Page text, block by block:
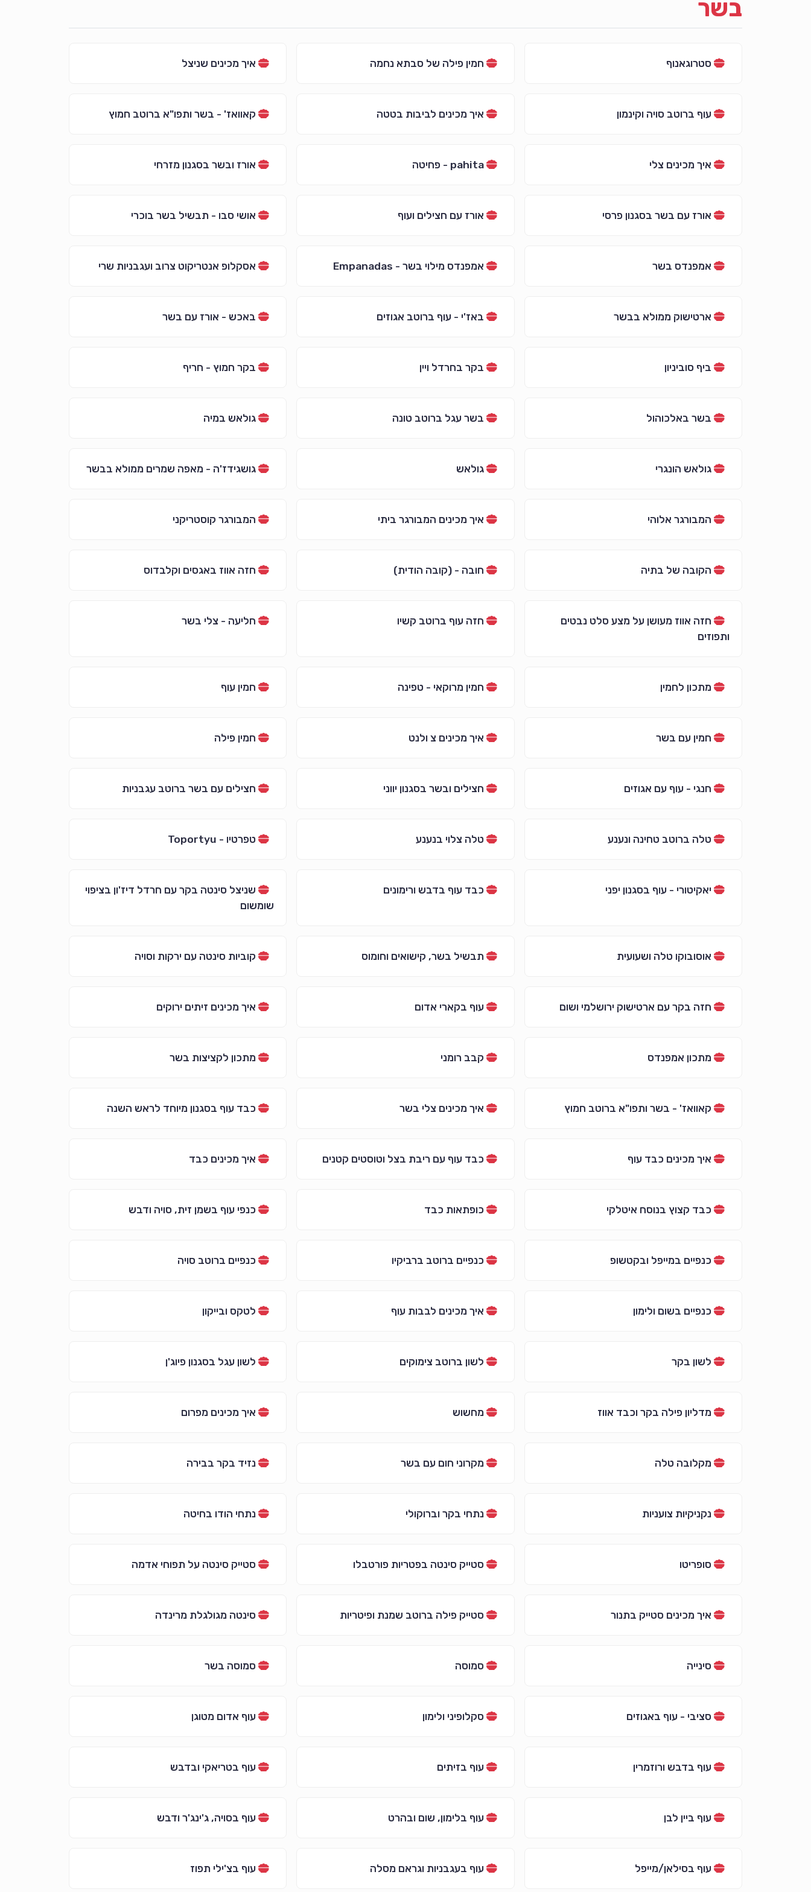
בשר
סטרוגאנוף חמין פילה של סבתא נחמה איך מכינים שניצל
עוף ברוטב סויה וקינמון איך מכינים לביבות בטטה קאוואז' - בשר ותפו"א ברוטב חמוץ
איך מכינים צלי pahita - פחיטה אורז ובשר בסגנון מזרחי
אורז עם בשר בסגנון פרסי אורז עם חצילים ועוף אושי סבו - תבשיל בשר בוכרי
אמפנדס בשר אמפנדס מילוי בשר - Empanadas אסקלופ אנטריקוט צרוב ועגבניות שרי
ארטישוק ממולא בבשר באז'י - עוף ברוטב אגוזים באכש - אורז עם בשר
ביף סוביניון בקר בחרדל ויין בקר חמוץ - חריף
בשר באלכוהול בשר עגל ברוטב טונה גולאש במיה
גולאש הונגרי גולאש גושגידז'ה - מאפה שמרים ממולא בבשר
המבורגר אלוהי איך מכינים המבורגר ביתי המבורגר קוסטריקני
הקובה של בתיה חובה - (קובה הודית) חזה אווז באגסים וקלבדוס
חזה אווז מעושן על מצע סלט נבטים
ותפוזים
חזה עוף ברוטב קשיו חליעה - צלי בשר
מתכון לחמין חמין מרוקאי - טפינה חמין עוף
חמין עם בשר איך מכינים צ ולנט חמין פילה
חנגי - עוף עם אגוזים חצילים ובשר בסגנון יווני חצילים עם בשר ברוטב עגבניות
טלה ברוטב טחינה ונענע טלה צלוי בנענע טפרטיו - Toportyu
יאקיטורי - עוף בסגנון יפני כבד עוף בדבש ורימונים
שניצל סינטה בקר עם חרדל דיז'ון בציפוי
שומשום
אוסובוקו טלה ושעועית תבשיל בשר, קישואים וחומוס קוביות סינטה עם ירקות וסויה
חזה בקר עם ארטישוק ירושלמי ושום עוף בקארי אדום איך מכינים זיתים ירוקים
מתכון אמפנדס קבב רומני מתכון לקציצות בשר
קאוואז' - בשר ותפו"א ברוטב חמוץ איך מכינים צלי בשר כבד עוף בסגנון מיוחד לראש השנה
איך מכינים כבד עוף כבד עוף עם ריבת בצל וטוסטים קטנים איך מכינים כבד
כבד קצוץ בנוסח איטלקי כופתאות כבד כנפי עוף בשמן זית, סויה ודבש
כנפיים במייפל ובקטשופ כנפיים ברוטב ברביקיו כנפיים ברוטב סויה
כנפיים בשום ולימון איך מכינים לבבות עוף לטקס ובייקון
לשון בקר לשון ברוטב צימוקים לשון עגל בסגנון פיוג'ן
מדליון פילה בקר וכבד אווז מחשוש איך מכינים מפרום
מקלובה טלה מקרוני חום עם בשר נזיד בקר בבירה
נקניקיות צועניות נתחי בקר וברוקולי נתחי הודו בחיטה
סופריטו סטייק סינטה בפטריות פורטבלו סטייק סינטה על תפוחי אדמה
איך מכינים סטייק בתנור סטייק פילה ברוטב שמנת ופיטריות סינטה מגולגלת מרינדה
סינייה סמוסה סמוסה בשר
סציבי - עוף באגוזים סקלופיני ולימון עוף אדום מטוגן
עוף בדבש ורוזמרין עוף בזיתים עוף בטריאקי ובדבש
עוף ביין לבן עוף בלימון, שום ובהרט עוף בסויה, ג'ינג'ר ודבש
עוף בסילאן/מייפל עוף בעגבניות וגראם מסלה עוף בצ'ילי תפוז